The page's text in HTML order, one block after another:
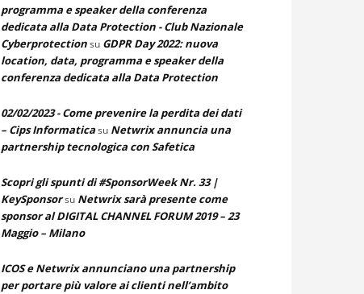
programma e speaker della conferenza
dedicata alla Data Protection - Club Nazionale
Cyberprotectionsu GDPR Day 2022: nuova
location, data, programma e speaker della
conferenza dedicata alla Data Protection
02/02/2023 - Come prevenire la perdita dei dati
– Cips Informaticasu Netwrix annuncia una
partnership tecnologica con Safetica
Scopri gli spunti di #SponsorWeek Nr. 33 |
KeySponsorsu Netwrix sarà presente come
sponsor al DIGITAL CHANNEL FORUM 2019 – 23
Maggio – Milano
ICOS e Netwrix annunciano una partnership
per portare più valore ai clienti nell’ambito